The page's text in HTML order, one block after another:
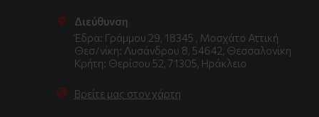
Διεύθυνση
Έδρα: Γράμμου 29, 18345 , Μοσχάτο Αττική
Θεσ/νίκη: Λυσάνδρου 8, 54642, Θεσσαλονίκη
Κρήτη: Θερίσου 52, 71305, Ηράκλειο
Βρείτε μας στον χάρτη